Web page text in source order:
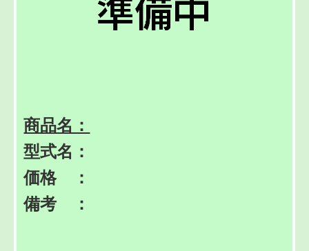
商品名：
型式名：
価格 ：
備考 ：